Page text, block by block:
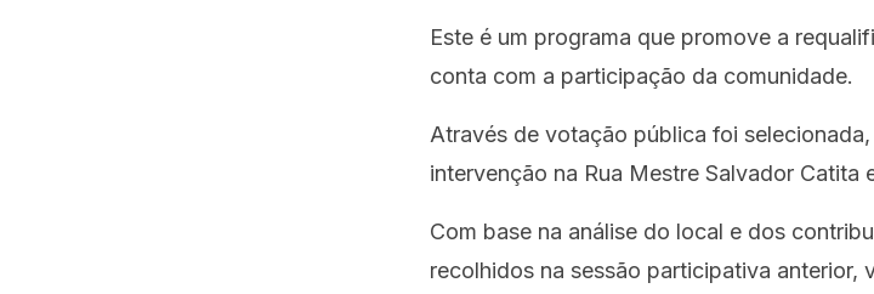
Este é um programa que promove a
conta com a participação da comunidade.
Através de votação pública foi
intervenção na Rua Mestre Salvador Catita
Com base na análise do local e dos
recolhidos na sessão participativa anterior,